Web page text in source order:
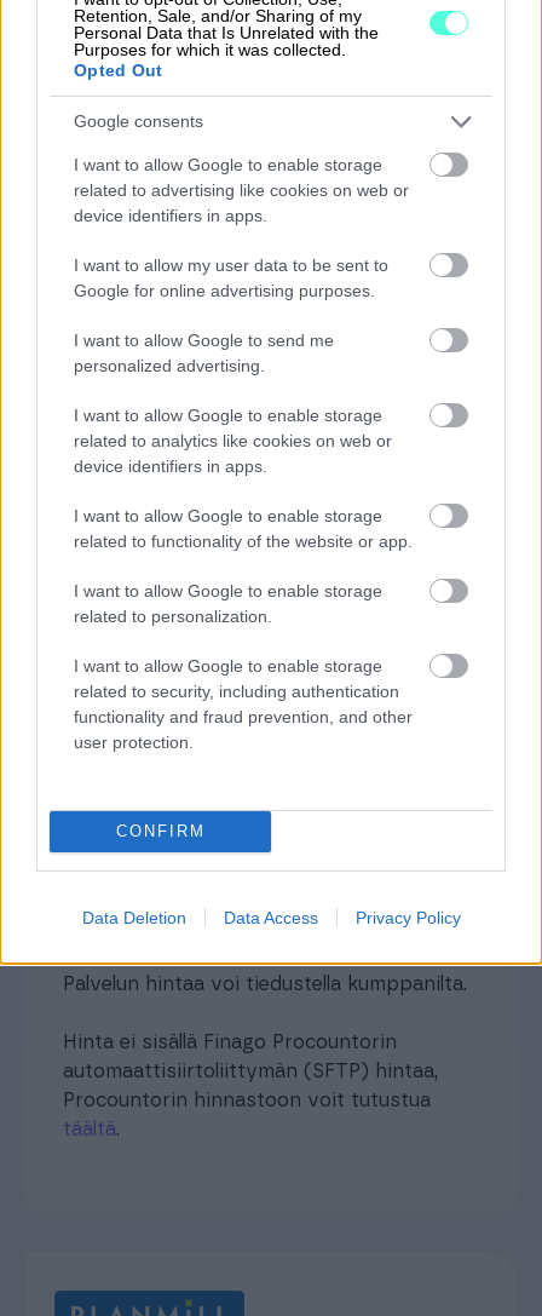
Retention, Sale, and/or Sharing of my
Personal Data that Is Unrelated with the
Purposes for which it was collected.
Opted Out
Google consents
I want to allow Google to enable storage
related to advertising like cookies on web or
device identifiers in apps.
I want to allow my user data to be sent to
Google for online advertising purposes.
I want to allow Google to send me
personalized advertising.
I want to allow Google to enable storage
related to analytics like cookies on web or
device identifiers in apps.
I want to allow Google to enable storage
related to functionality of the website or app.
I want to allow Google to enable storage
related to personalization.
I want to allow Google to enable storage
related to security, including authentication
functionality and fraud prevention, and other
user protection.
CONFIRM
Data Deletion Data Access Privacy Policy
saumattomasti yhdeksi kokonaisuudeksi ja kaikki
tieto on saatavilla suoraan pilvipalveluista ajasta ja
paikasta riippumatta.
PlanMill Invoice Connector for Procountor -
liittymän avulla myyntilaskuaineisto siirretään
PlanMillistä Finago Procountoriin automaattisesti.
Myyntilaskujen mukana siirtyvät asiakastiedot,
sekä myyntitilit.
liittymän avulla matka- ja kululaskut liitteineen (PDF)
siirretään PlanMillistä Finago Procountoriin
automaattisesti. Matka- ja kululaskujen mukana
siirtyvät mm. henkilön osoite- ja pankkitiedot
(IBAN), sosiaaliturvatunnus, pankkitiedot ja kululajit.
Oletko jo Planmill ERPin
käyttäjä?
Jätä yhteydenottopyyntö tämän sivun ”Jätä
yhteydenottopyyntö” -panikkeesta tai ota
yhteyttä PlanMill ERP kumppaniin
Finago Procountorin päässä integraation
liittymat@procountor.com
Hinnoittelu
Palvelun hintaa voi tiedustella kumppanilta.
Hinta ei sisällä Finago Procountorin
automaattisiirtoliittymän (SFTP) hintaa,
Procountorin hinnastoon voit tutustua
täältä.